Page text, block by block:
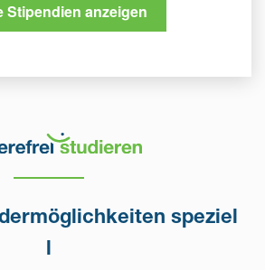
Stipendien anzeigen
speziel
l